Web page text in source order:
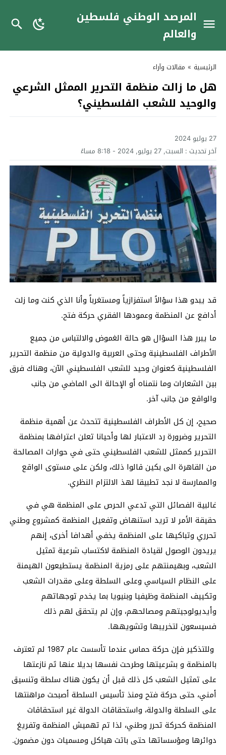
المرصد الوطني فلسطين
والعالم
الرئيسية » مقالات وآراء
هل ما زالت منظمة التحرير الممثل الشرعي
والوحيد للشعب الفلسطيني؟
27 يوليو 2024
آخر تحديث : السبت, 27 يوليو, 2024 - 8:18 مساءً
قد يبدو هذا سؤالاً استفزازياً ومستغرباً وأنا الذي كنت وما زلت
أدافع عن المنظمة وعمودها الفقري حركة فتح.
ما يبرر هذا السؤال هو حالة الغموض والالتباس من جميع
الأطراف الفلسطينية وحتى العربية والدولية من منظمة التحرير
الفلسطينية كعنوان وحيد للشعب الفلسطيني الآن، وهناك فرق
بين الشعارات وما نتمناه أو الإحالة الى الماضي من جانب
والواقع من جانب آخر.
صحيح، إن كل الأطراف الفلسطينية تتحدث عن أهمية منظمة
التحرير وضرورة رد الاعتبار لها وأحيانا تعلن اعترافها بمنظمة
التحرير كممثل للشعب الفلسطيني حتى في حوارات المصالحة
من القاهرة الى بكين قالوا ذلك، ولكن على مستوى الواقع
والممارسة لا نجد تطبيقا لهذ الالتزام النظري.
غالبية الفصائل التي تدعي الحرص على المنظمة هي في
حقيقة الأمر لا تريد استنهاض وتفعيل المنظمة كمشروع وطني
تحرري وتباكيها على المنظمة يخفي أهدافا أخرى، إنهم
يريدون الوصول لقيادة المنظمة لاكتساب شرعية تمثيل
الشعب، وبهيمنتهم على رمزية المنظمة يستطيعون الهيمنة
على النظام السياسي وعلى السلطة وعلى مقدرات الشعب
وتكييف المنظمة وظيفيا وبنيويا بما يخدم توجهاتهم
وأيديولوجيتهم ومصالحهم، وإن لم يتحقق لهم ذلك
فسيسعون لتخريبها وتشويهها.
وللتذكير فإن حركة حماس عندما تأسست عام 1987 لم تعترف
بالمنظمة و بشرعيتها وطرحت نفسها بديلا عنها ثم نازعتها
على تمثيل الشعب كل ذلك قبل أن يكون هناك سلطة وتنسيق
أمني، حتى حركة فتح ومنذ تأسيس السلطة أصبحت مراهنتها
على السلطة والدولة، واستحقاقات الدولة غير استحقاقات
المنظمة كحركة تحرر وطني، لذا تم تهميش المنظمة وتفريغ
دوائرها ومؤسساتها حتى باتت هياكل ومسميات دون مضمون.